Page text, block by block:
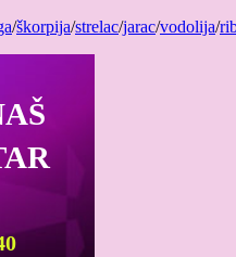
/škorpija/strelac/jarac/vodolija/